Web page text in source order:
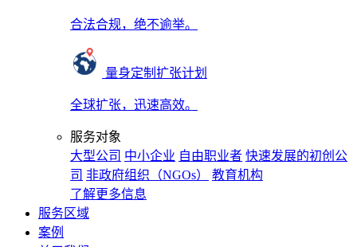
合法合规，绝不逾举。
量身定制扩张计划
全球扩张，迅速高效。
服务对象
大型公司 中小企业 自由职业者 快速发展的初创公
司 非政府组织（NGOs）
教育机构
了解更多信息
服务区域
案例